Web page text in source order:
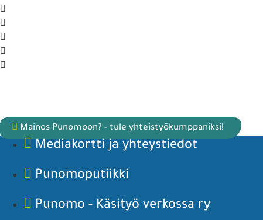
Mainos Punomoon? - tule yhteistyökumppaniksi!
Mediakortti ja yhteystiedot
Punomoputiikki
Punomo - Käsityö verkossa ry